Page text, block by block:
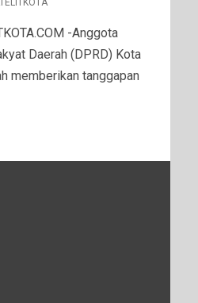
-Anggota
Daerah (DPRD) Kota
memberikan tanggapan